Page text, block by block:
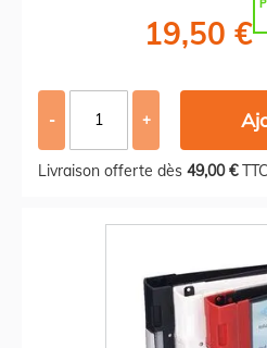
19,50 €
- +
Livraison offerte dès 49,00 €